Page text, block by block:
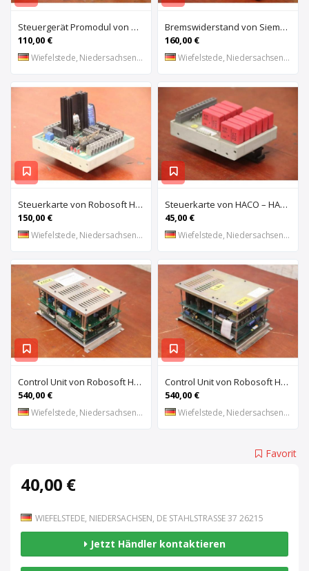
Steuergerät Promodul von Schleicher Ilsemann – KEG 24-30 KCD 1
110,00 €
Wiefelstede, Niedersachsen, DE
Bremswiderstand von Siemens – 6SL3100-1BE21-3AA0
160,00 €
Wiefelstede, Niedersachsen, DE
Steuerkarte von Robosoft HACO – HACC 013 PPES 30135
150,00 €
Wiefelstede, Niedersachsen, DE
Steuerkarte von HACO – HACE 032 PPES 30135
45,00 €
Wiefelstede, Niedersachsen, DE
Control Unit von Robosoft HACO – 411-1153 PPES 30135
540,00 €
Wiefelstede, Niedersachsen, DE
Control Unit von Robosoft HACO – 411-1084 / 412-0112 / 412-0094 PPES 30135
540,00 €
Wiefelstede, Niedersachsen, DE
Favorit
40,00 €
WIEFELSTEDE, NIEDERSACHSEN, DE STAHLSTRASSE 37 26215
Jetzt Händler kontaktieren